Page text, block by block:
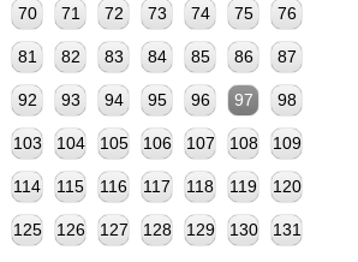
70 71 72 73 74 75 76
81 82 83 84 85 86 87
92 93 94 95 96 97 98
103 104 105 106 107 108 109
114 115 116 117 118 119 120
125 126 127 128 129 130 131